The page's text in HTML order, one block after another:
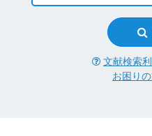
文献検索
お困り